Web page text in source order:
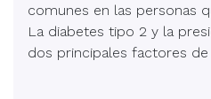
comunes en las personas
La diabetes tipo 2 y la
dos principales factores